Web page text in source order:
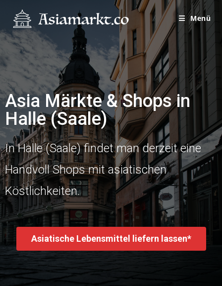
Menü
Asia Märkte & Shops in
Halle (Saale)
In Halle (Saale) findet man derzeit eine
Handvoll Shops mit asiatischen
Köstlichkeiten.
Asiatische Lebensmittel liefern lassen*